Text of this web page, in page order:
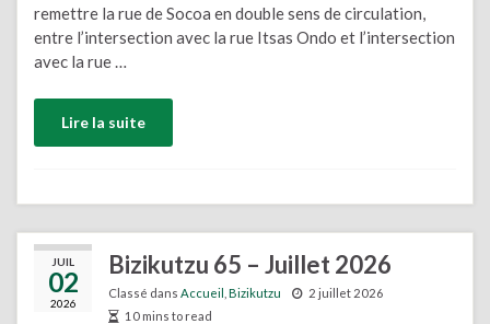
remettre la rue de Socoa en double sens de circulation,
entre l’intersection avec la rue Itsas Ondo et l’intersection
avec la rue …
Lire la suite
JUIL
02
2026
Bizikutzu 65 – Juillet 2026
Classé dans Accueil Bizikutzu
2 juillet 2026
10 mins to read